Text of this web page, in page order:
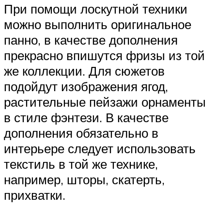
При помощи лоскутной техники
можно выполнить оригинальное
панно, в качестве дополнения
прекрасно впишутся фризы из той
же коллекции. Для сюжетов
подойдут изображения ягод,
растительные пейзажи орнаменты
в стиле фэнтези. В качестве
дополнения обязательно в
интерьере следует использовать
текстиль в той же технике,
например, шторы, скатерть,
прихватки.